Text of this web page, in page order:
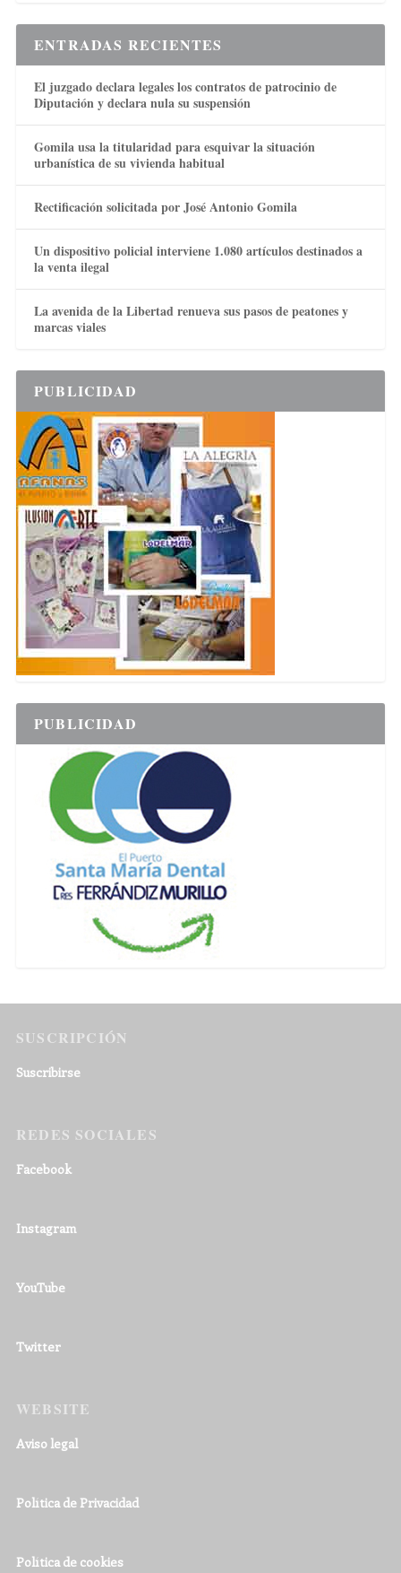
ENTRADAS RECIENTES
El juzgado declara legales los contratos de patrocinio de
Diputación y declara nula su suspensión
Gomila usa la titularidad para esquivar la situación
urbanística de su vivienda habitual
Rectificación solicitada por José Antonio Gomila
Un dispositivo policial interviene 1.080 artículos destinados a
la venta ilegal
La avenida de la Libertad renueva sus pasos de peatones y
marcas viales
PUBLICIDAD
PUBLICIDAD
SUSCRIPCIÓN
Suscribirse
REDES SOCIALES
Facebook
Instagram
YouTube
Twitter
WEBSITE
Aviso legal
Política de Privacidad
Política de cookies